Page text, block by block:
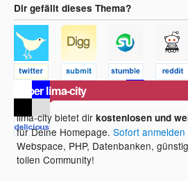
Dir gefällt dieses Thema?
Über lima-city
lima-city bietet dirkostenlosen und
für Deine Homepage.Sofort anmelden
Webspace, PHP, Datenbanken,
tollen Community!